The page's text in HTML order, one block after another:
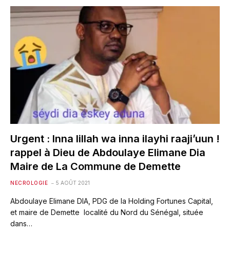
Urgent : Inna lillah wa inna ilayhi raaji’uun !
rappel à Dieu de Abdoulaye Elimane Dia
Maire de La Commune de Demette
NECROLOGIE 5 AOÛT 2021
Abdoulaye Elimane DIA, PDG de la Holding Fortunes Capital,
et maire de Demette localité du Nord du Sénégal, située
dans…